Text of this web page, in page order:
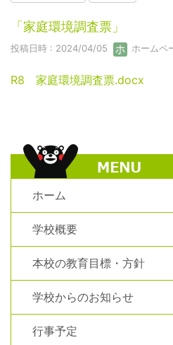
「家庭環境調査票」
投稿日時 : 2024/04/05 ホームペ
R8 家庭環境調査票.docx
ホーム
学校概要
本校の教育目標・方針
学校からのお知らせ
行事予定